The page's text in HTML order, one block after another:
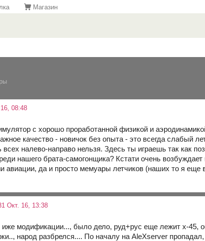
Магазин
08:48
с хорошо проработанной физикой и
качество - новичок без опыта - это всегда слабый
всех налево-направо нельзя. Здесь ты играешь так как
нашего брата-самогонщика? Кстати очень
авиации, да и просто мемуары летчиков (наших то я еще
Окт. 16, 13:38
модификации..., было дело, руд+рус еще лежит х-45,
народ разбрелся.... По началу на AleXserver